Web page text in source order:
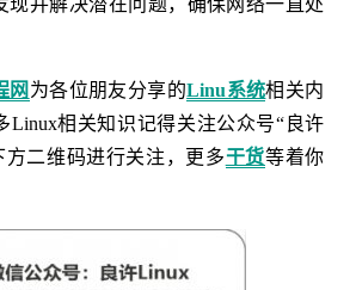
现并解决潜在问题，确保网络一直处
网 为各位朋友分享的Linu系统相关内
Linux相关知识记得关注公众号“良许
方二维码进行关注，更多干货等着你